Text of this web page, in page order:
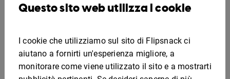
Esempio di piano di
Questo sito web utilizza i cookie
I cookie che utilizziamo sul sito di Flipsnack ci
aiutano a fornirti un'esperienza migliore, a
monitorare come viene utilizzato il sito e a mostrarti